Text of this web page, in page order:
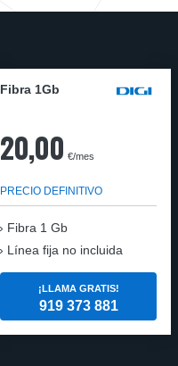
Fibra 1Gb
20,00 €/mes
PRECIO DEFINITIVO
Fibra 1 Gb
Línea fija no incluida
¡LLAMA GRATIS!
919 373 881